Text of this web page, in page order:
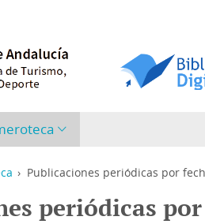
› Publicaciones periódicas por
periódicas